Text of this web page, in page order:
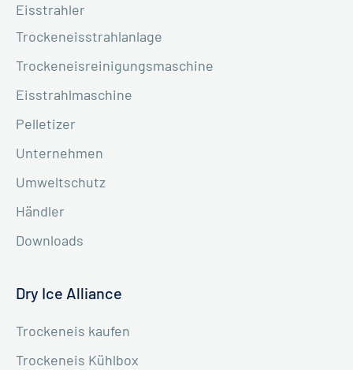
Eisstrahler
Trockeneisstrahlanlage
Trockeneisreinigungsmaschine
Eisstrahlmaschine
Pelletizer
Unternehmen
Umweltschutz
Händler
Downloads
Dry Ice Alliance
Trockeneis kaufen
Trockeneis Kühlbox